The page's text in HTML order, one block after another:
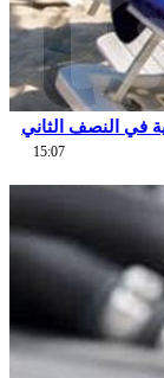
في النصف الثاني
15:07